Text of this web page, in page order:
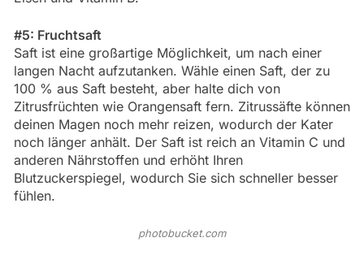
#5: Fruchtsaft
Saft ist eine großartige Möglichkeit, um nach einer
langen Nacht aufzutanken. Wähle einen Saft, der zu
100 % aus Saft besteht, aber halte dich von
Zitrusfrüchten wie Orangensaft fern. Zitrussäfte können
deinen Magen noch mehr reizen, wodurch der Kater
noch länger anhält. Der Saft ist reich an Vitamin C und
anderen Nährstoffen und erhöht Ihren
Blutzuckerspiegel, wodurch Sie sich schneller besser
fühlen.
photobucket.com